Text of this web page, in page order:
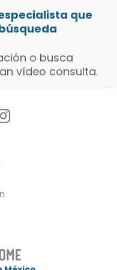
que
o busca
vídeo consulta.